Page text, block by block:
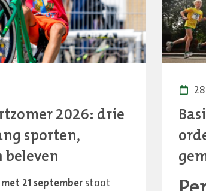
2026: drie
sporten,
beleven
21 september staat